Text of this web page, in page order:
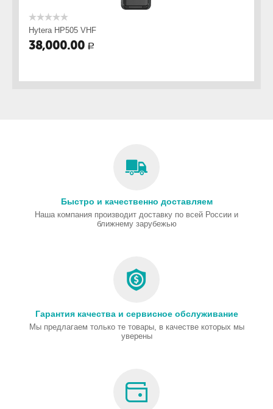
Hytera HP505 VHF
38,000.00 Р
Быстро и качественно доставляем
Наша компания производит доставку по всей России и
ближнему зарубежью
Гарантия качества и сервисное обслуживание
Мы предлагаем только те товары, в качестве которых мы
уверены